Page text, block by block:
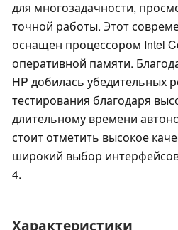
для многозадачности,
точной работы. Этот
оснащен процессором Intel
оперативной памяти.
HP добилась убедительных
тестирования благодаря
длительному времени
стоит отметить высокое
широкий выбор
4.
Характеристики